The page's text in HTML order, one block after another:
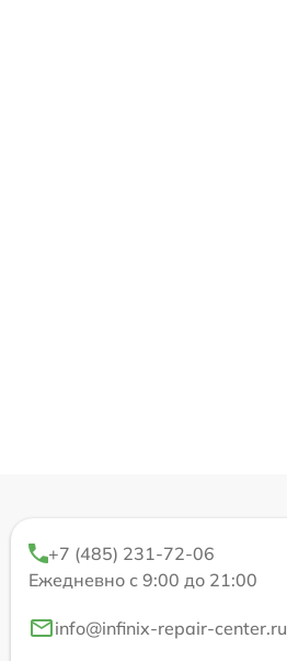
+7 (485) 231-72-06
Ежедневно с 9:00 до 21:00
info@infinix-repair-center.ru